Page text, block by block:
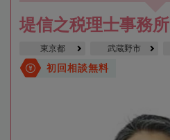
堤信之税理士事務所
東京都 武蔵野市
初回相談無料